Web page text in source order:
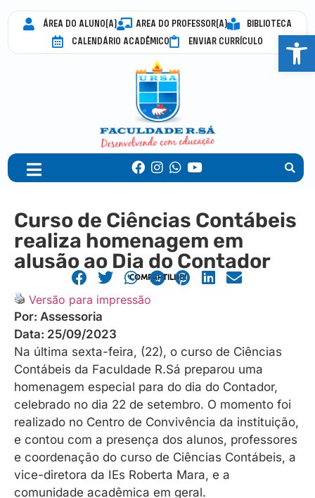
ÁREA DO ALUNO(A) AREA DO PROFESSOR(A)
BIBLIOTECA
CALENDÁRIO ACADÊMICO
ENVIAR CURRÍCULO
Curso de Ciências Contábeis
realiza homenagem em
alusão ao Dia do Contador
COMPARTILHE!
Versão para impressão
Por: Assessoria
Data: 25/09/2023
Na última sexta-feira, (22), o curso de Ciências
Contábeis da Faculdade R.Sá preparou uma
homenagem especial para do dia do Contador,
celebrado no dia 22 de setembro. O momento foi
realizado no Centro de Convivência da instituição,
e contou com a presença dos alunos, professores
e coordenação do curso de Ciências Contábeis, a
vice-diretora da IEs Roberta Mara, e a
comunidade acadêmica em geral.
Abrir